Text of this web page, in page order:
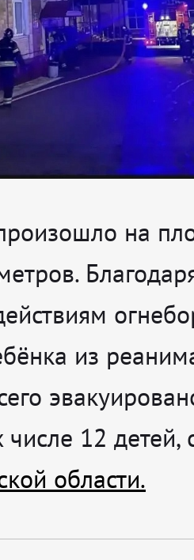
на
из
числе 12 детей,
области.